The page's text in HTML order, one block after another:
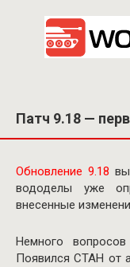
контенту
Патч 9.18 —
Обновление 9.18
вододелы уже
внесенные
Немного
Появился СТАН от